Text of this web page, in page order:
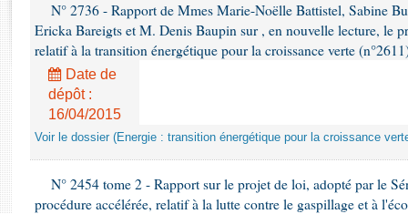
Rapports législatifs
Rapports sur l'application des lois
Baromètre de l’application des lois
Dossiers législatifs
Budget et sécurité sociale
Comptes rendus des débats
N° 2736 - Rapport de Mmes Marie-Noëlle Battistel, Sabine
Ericka Bareigts et M. Denis Baupin sur , en nouvelle lecture, le
relatif à la transition énergétique pour la croissance verte
Date de
dépôt :
16/04/2015
Voir le dossier (Energie : transition énergétique pour la croissance
N° 2454 tome 2 - Rapport sur le projet de loi, adopté par le
procédure accélérée, relatif à la lutte contre le gaspillage et à